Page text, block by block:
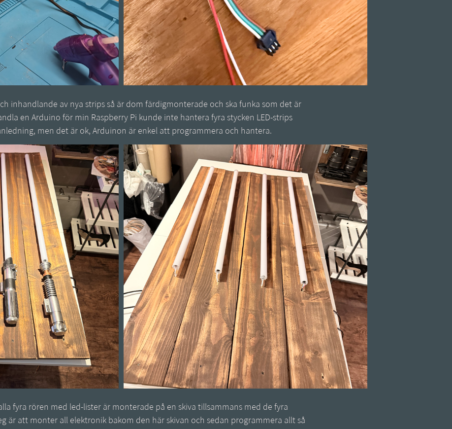
inhandlande av nya strips så är dom färdigmonterade och ska funka som det är
en Arduino för min Raspberry Pi kunde inte hantera fyra stycken LED-strips
men det är ok, Arduinon är enkel att programmera och hantera.
fyra rören med led-lister är monterade på en skiva tillsammans med de fyra
är att monter all elektronik bakom den här skivan och sedan programmera allt så